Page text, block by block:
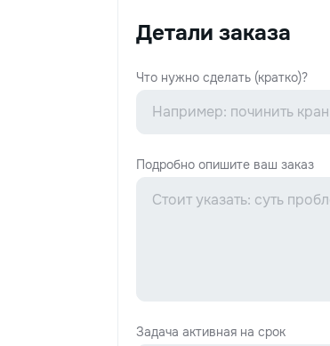
Детали заказа
Что нужно сделать (кратко)?
Подробно опишите ваш заказ
Задача активная на срок